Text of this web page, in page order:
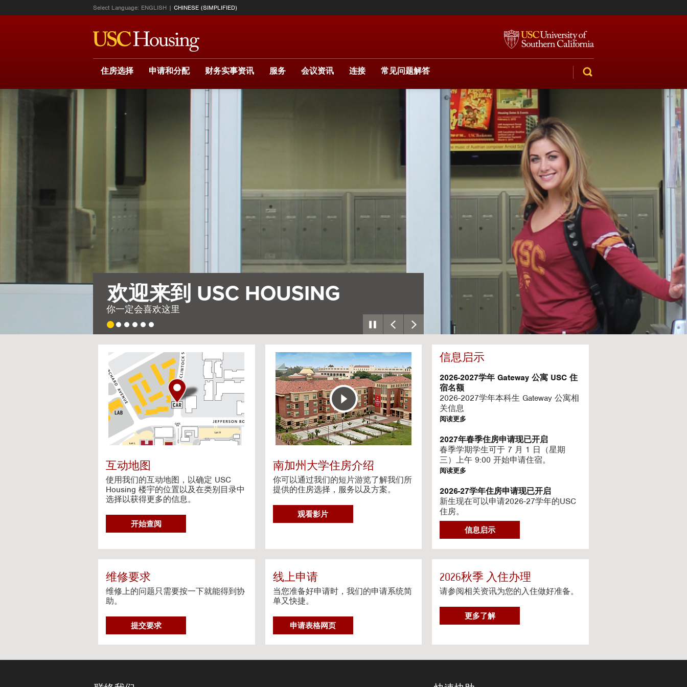
Select Language: ENGLISH CHINESE (SIMPLIFIED)
住房选择 申请和分配 财务实事资讯 服务 会议资讯 连接
常见问题解答
SEARCH
需要整个村庄
因此，我们建造了一座
USC
Housing
G
o
n
c
t
i
v
e
p
互动地图
使用我们的互动地图，以确定 USC
Housing 楼宇的位置以及在类别目录中
选择以获得更多的信息。
G
O
N
T
E
A
C
T
I
开始查阅
G
o
o
H
o
u
s
g
V
i
d
s
南加州大学住房介绍
你可以通过我们的短片游览了解我们所
提供的住房选择，服务以及方案。
G
O
U
S
I
N
G
V
I
D
观看影片
信息启示
2026-2027学年 Gateway 公寓 USC 住
宿名额
2026-2027学年本科生 Gateway 公寓相
关信息
阅读更多
2027年春季住房申请现已开启
春季学期学生可于 7 月 1 日（星期
三）上午 9:00 开始申请住宿。
阅读更多
2026-27学年住房申请现已开启
新生现在可以申请2026-27学年的USC
住房。
阅读更多
阅读更多
Gateway房源-住房续约程序UHR
Gateway apartments 将在(UHR)住房续
约程序中可用。
阅读更多
流媒体服务
信息启示
维修要求
维修上的问题只需要按一下就能得到协
助。
提交要求维
修
要
线上申请
当您准备好申请时，我们的申请系统简
单又快捷。
申请表格网页
2026秋季 入住办理
请参阅相关资讯为您的入住做好准备。
更多了解2
0
6